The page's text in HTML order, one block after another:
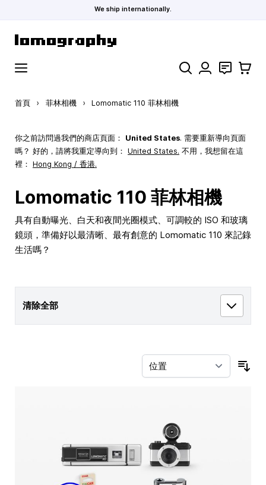
We ship internationally.
搜索 聯絡 購物車
首頁 › 菲林相機 › Lomomatic 110 菲林相機
你之前訪問過我們的商店頁面： United States. 需要重新導向頁面
嗎？ 好的，請將我重定導向到： United States. 不用，我想留在這
裡： Hong Kong / 香港.
Lomomatic 110 菲林相機
具有自動曝光、白天和夜間光圈模式、可調較的 ISO 和玻璃
鏡頭，準備好以最清晰、最有創意的 Lomomatic 110 來記錄
生活嗎？
清除全部